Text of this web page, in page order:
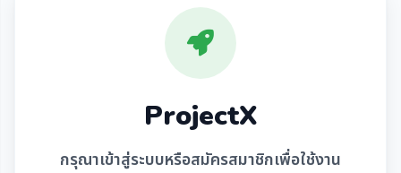
ProjectX
กรุณาเข้าสู่ระบบหรือสมัครสมาชิกเพื่อใช้งาน